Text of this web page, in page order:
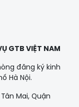
GTB VIỆT NAM
đăng ký kinh
Hà Nội.
Mai, Quận